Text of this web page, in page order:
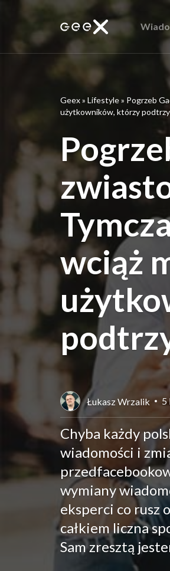
Geex» Lifestyle» Pogrzeb
użytkowników, którzy
wciąż
Łukasz Wrzalik 5
Chyba każdy
wiadomości i
wymiany
eksperci co rusz
całkiem liczna
Sam zresztą